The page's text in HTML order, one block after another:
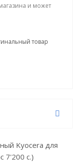
и может
товар
Kyocera для
7'200 c.)